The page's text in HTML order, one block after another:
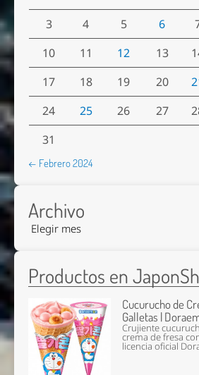
3
4 5 6
10
11 12 13
17
18 19 20
24
25 26 27
31
← Febrero 2024
Archivo
Productos en
Cucurucho de
Galletas |
Crujiente
crema de fresa
licencia oficial